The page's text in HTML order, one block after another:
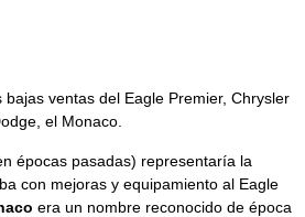
bajas ventas del Eagle Premier, Chrysler
el Monaco.
épocas pasadas) representaría la
con mejoras y equipamiento al Eagle
era un nombre reconocido de época